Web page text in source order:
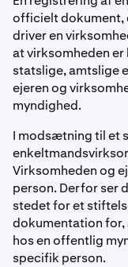
officielt dokument,
driver en
at virksomheden
statslige, amtslige
ejeren og
myndighed.
I modsætning til et
Virksomheden og
person. Derfor ser
stedet for et
dokumentation
hos en offentlig
specifik person.